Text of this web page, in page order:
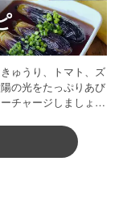
ゅうり、トマト、ズ
の光をたっぷりあび
チャージしましょう